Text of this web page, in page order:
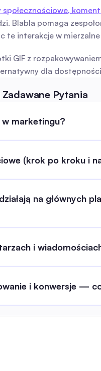
społecznościowe,
Blabla pomaga
te interakcje w
GIF z
dla
Zadawane Pytania
marketingu?
(krok po kroku i
na głównych
i
i konwersje —